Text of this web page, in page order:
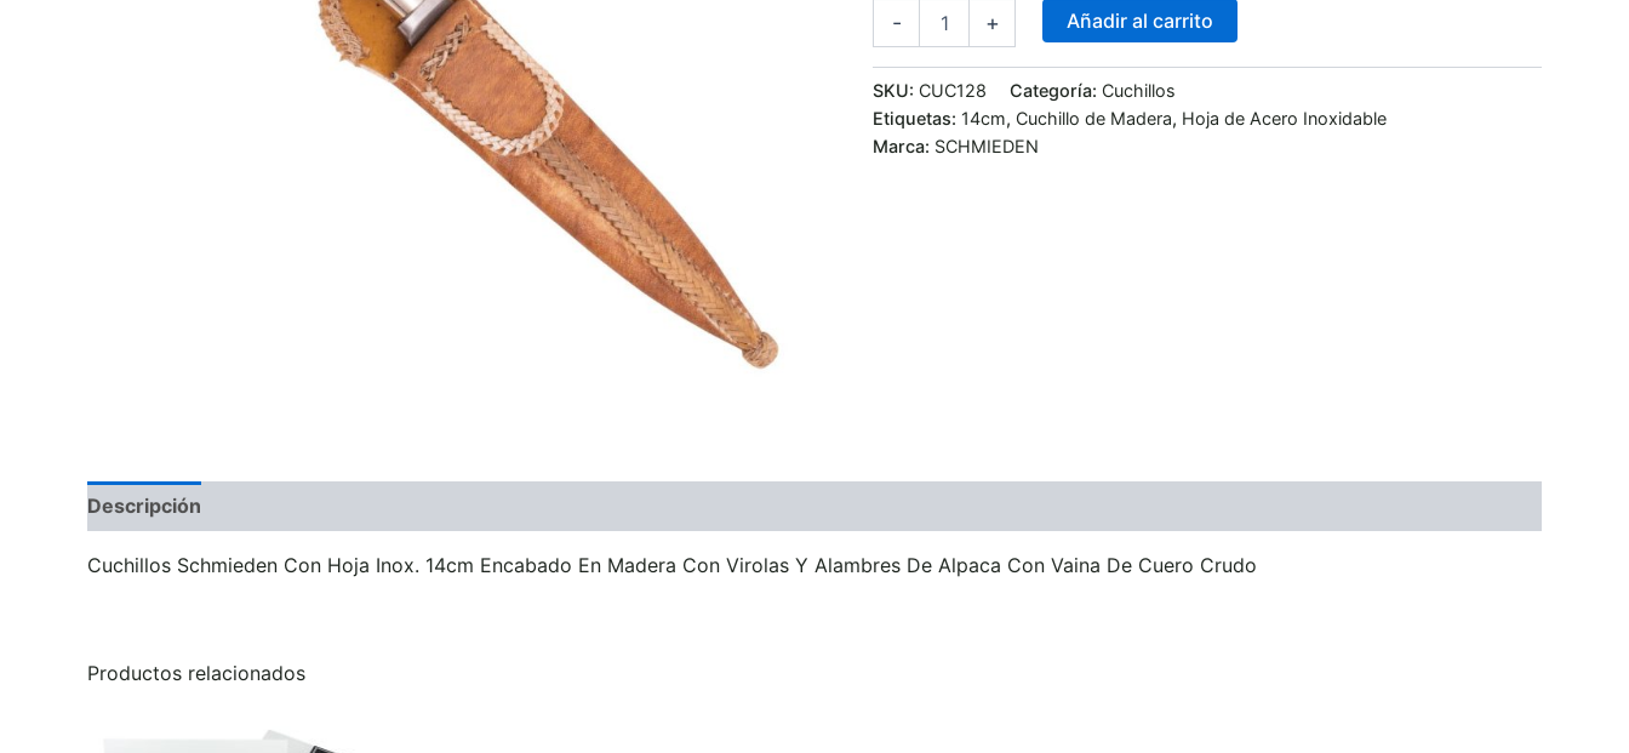
- + Añadir al carrito
SKU: CUC128 Categoría: Cuchillos
Etiquetas: 14cm, Cuchillo de Madera, Hoja de Acero Inoxidable
Marca: SCHMIEDEN
Descripción
Cuchillos Schmieden Con Hoja Inox. 14cm Encabado En Madera Con Virolas Y Alambres De Alpaca Con Vaina De Cuero Crudo
Productos relacionados